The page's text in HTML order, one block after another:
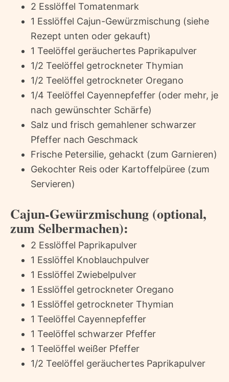
2 Esslöffel Tomatenmark
1 Esslöffel Cajun-Gewürzmischung (siehe
Rezept unten oder gekauft)
1 Teelöffel geräuchertes Paprikapulver
1/2 Teelöffel getrockneter Thymian
1/2 Teelöffel getrockneter Oregano
1/4 Teelöffel Cayennepfeffer (oder mehr, je
nach gewünschter Schärfe)
Salz und frisch gemahlener schwarzer
Pfeffer nach Geschmack
Frische Petersilie, gehackt (zum Garnieren)
Gekochter Reis oder Kartoffelpüree (zum
Servieren)
Cajun-Gewürzmischung (optional,
zum Selbermachen):
2 Esslöffel Paprikapulver
1 Esslöffel Knoblauchpulver
1 Esslöffel Zwiebelpulver
1 Esslöffel getrockneter Oregano
1 Esslöffel getrockneter Thymian
1 Teelöffel Cayennepfeffer
1 Teelöffel schwarzer Pfeffer
1 Teelöffel weißer Pfeffer
1/2 Teelöffel geräuchertes Paprikapulver